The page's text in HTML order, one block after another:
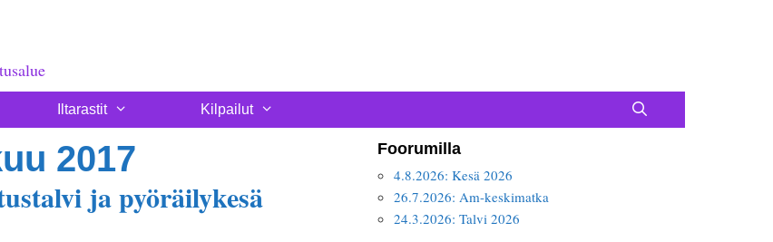
Iltarastit Kilpailut
2017
ja pyöräilykesä
Foorumilla
4.8.2026: Kesä 2026
26.7.2026: Am-keskimatka
24.3.2026: Talvi 2026